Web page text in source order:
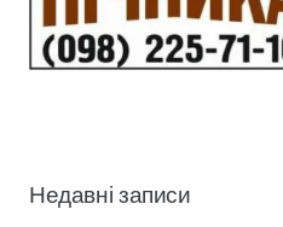
Недавні записи